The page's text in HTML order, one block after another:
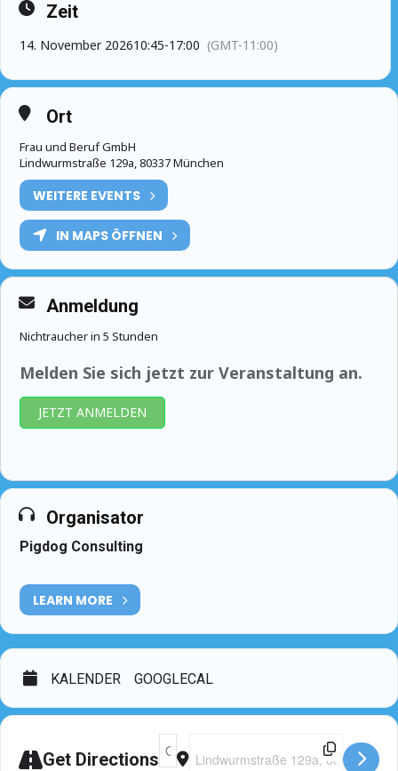
Zeit
14. November 202610:45-17:00 (GMT-11:00)
Ort
Frau und Beruf GmbH
Lindwurmstraße 129a, 80337 München
WEITERE EVENTS
IN MAPS ÖFFNEN
Anmeldung
Nichtraucher in 5 Stunden
Melden Sie sich jetzt zur Veranstaltung an.
JETZT ANMELDEN
Organisator
Pigdog Consulting
LEARN MORE
KALENDER GOOGLECAL
Get Directions
Adresse - Seminar München
Destination Address - Seminar